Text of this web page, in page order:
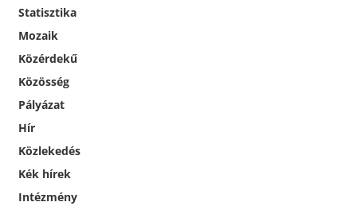
Statisztika
Mozaik
Közérdekű
Közösség
Pályázat
Hír
Közlekedés
Kék hírek
Intézmény